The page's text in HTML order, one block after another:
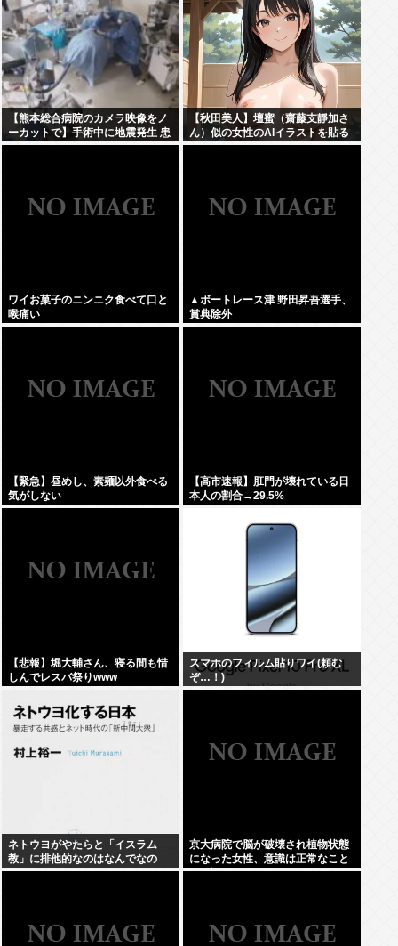
【熊本総合病院のカメラ映像をノ
ーカットで】手術中に地震発生 患
者ファースト 医師ら緊迫の一部始
【秋田美人】壇蜜（齋藤支靜加さ
ん）似の女性のAIイラストを貼る
ぞ！おぱーい！おへそ！マン毛！
ワイお菓子のニンニク食べて口と
喉痛い
▲ボートレース津 野田昇吾選手、
賞典除外
【緊急】昼めし、素麺以外食べる
気がしない
【高市速報】肛門が壊れている日
本人の割合→29.5%
【悲報】堀大輔さん、寝る間も惜
しんでレスバ祭りwww
スマホのフィルム貼りワイ(頼む
ぞ…！)
ネトウヨがやたらと「イスラム
教」に排他的なのはなんでなの
京大病院で脳が破壊され植物状態
になった女性、意識は正常なこと
が確認されおわる